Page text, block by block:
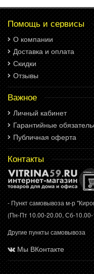
Помощь и сервисы
О компании
Доставка и оплата
Скидки
Отзывы
Важное
Личный кабинет
Гарантийные
Публичная оферта
Контакты
- Пункт самовывоза м-р
(Пн-Пт 10.00-20.00, Сб-
Другие пункты самовывоза
Мы ВКонтакте